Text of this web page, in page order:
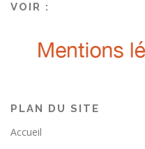
VOIR :
PLAN DU SITE
Accueil